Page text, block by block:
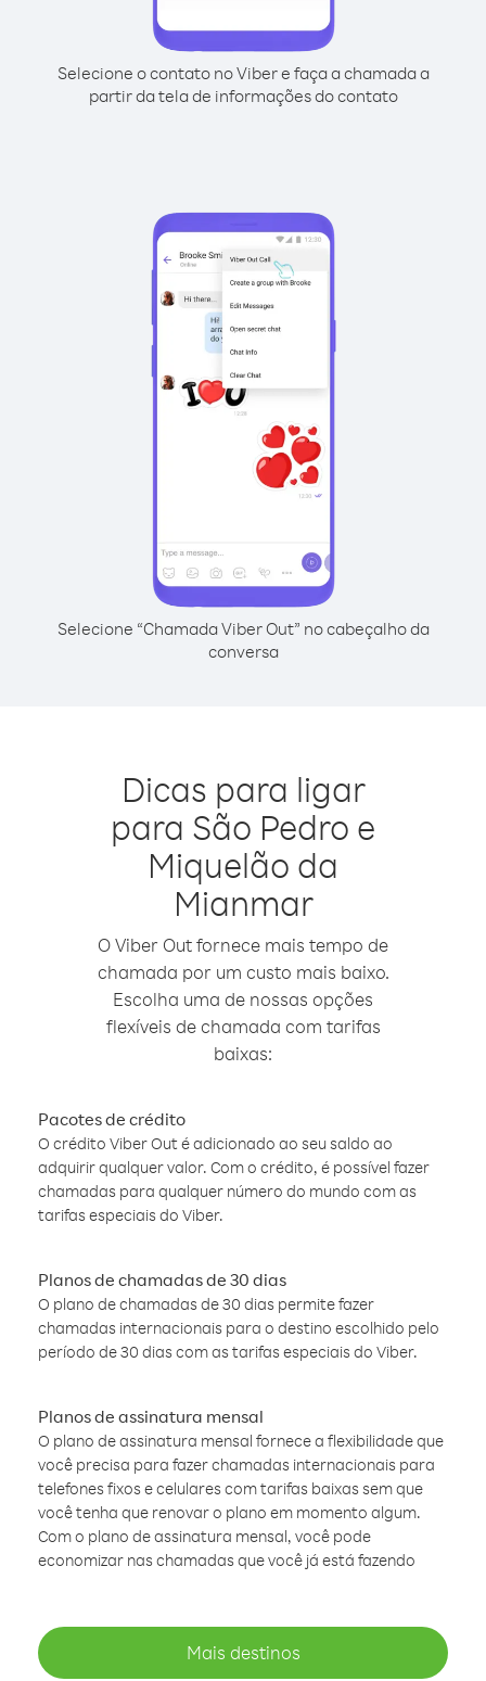
Selecione o contato no Viber e faça a chamada a
partir da tela de informações do contato
Selecione “Chamada Viber Out” no cabeçalho da
conversa
Dicas para ligar
para São Pedro e
Miquelão da
Mianmar
O Viber Out fornece mais tempo de
chamada por um custo mais baixo.
Escolha uma de nossas opções
flexíveis de chamada com tarifas
baixas:
Pacotes de crédito
O crédito Viber Out é adicionado ao seu saldo ao
adquirir qualquer valor. Com o crédito, é possível fazer
chamadas para qualquer número do mundo com as
tarifas especiais do Viber.
Planos de chamadas de 30 dias
O plano de chamadas de 30 dias permite fazer
chamadas internacionais para o destino escolhido pelo
período de 30 dias com as tarifas especiais do Viber.
Planos de assinatura mensal
O plano de assinatura mensal fornece a flexibilidade que
você precisa para fazer chamadas internacionais para
telefones fixos e celulares com tarifas baixas sem que
você tenha que renovar o plano em momento algum.
Com o plano de assinatura mensal, você pode
economizar nas chamadas que você já está fazendo
Mais destinos